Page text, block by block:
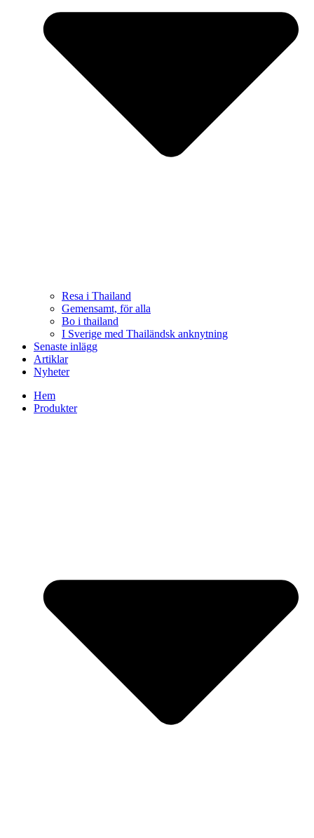
Resa i Thailand
Gemensamt, för alla
Bo i thailand
I Sverige med Thailändsk anknytning
Senaste inlägg
Artiklar
Nyheter
Hem
Produkter